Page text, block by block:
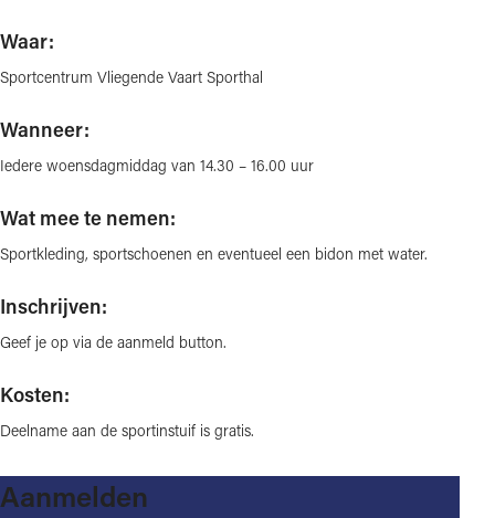
Waar:
Sportcentrum Vliegende Vaart Sporthal
Wanneer:
Iedere woensdagmiddag van 14.30 – 16.00 uur
Wat mee te nemen:
Sportkleding, sportschoenen en eventueel een bidon met water.
Inschrijven:
Geef je op via de aanmeld button.
Kosten:
Deelname aan de sportinstuif is gratis.
Aanmelden